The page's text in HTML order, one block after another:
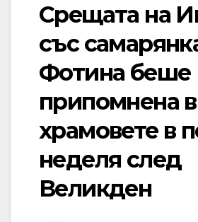
Срещата на
със
Фотина беше
припомнена в
храмовете в
неделя след
Великден